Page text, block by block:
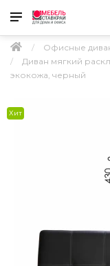
Офисные
Диван мягкий
экокожа, черный
Хит